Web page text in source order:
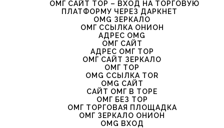
ОМГ САЙТ ТОР – ВХОД НА ТОРГОВУЮ
ПЛАТФОРМУ ЧЕРЕЗ ДАРКНЕТ
OMG ЗЕРКАЛО
ОМГ ССЫЛКА ОНИОН
АДРЕС OMG
ОМГ САЙТ
АДРЕС ОМГ ТОР
ОМГ САЙТ ЗЕРКАЛО
ОМГ ТОР
OMG ССЫЛКА TOR
OMG САЙТ
САЙТ ОМГ В ТОРЕ
ОМГ БЕЗ ТОР
ОМГ ТОРГОВАЯ ПЛОЩАДКА
ОМГ ЗЕРКАЛО ОНИОН
OMG ВХОД